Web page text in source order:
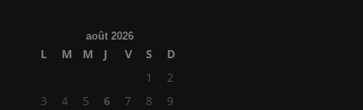
août 2026
L M M J V S
D
1
2
3
4 5 6 7 8
9